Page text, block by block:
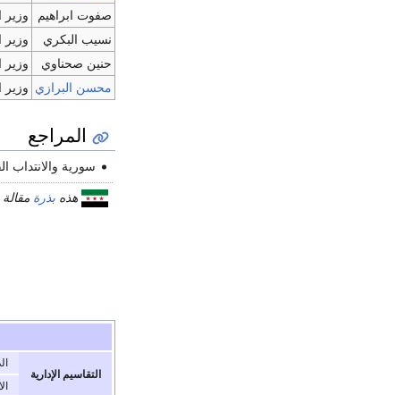
صفوت ابراهيم
وزير
نسيب البكري
وزير
حنين صحناوي
وزير
محسن البرازي وزير
المراجع
سورية والانتداب
هذه بذرة
التقاسيم الإدارية